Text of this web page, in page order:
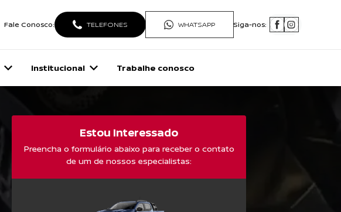
Fale Conosco: TELEFONES WHATSAPP Siga-nos:
Institucional Trabalhe conosco
Estou Interessado
Preencha o formulário abaixo para receber o contato
de um de nossos especialistas: